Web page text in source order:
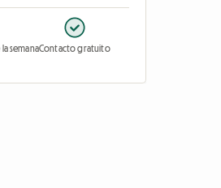
la semanaContacto gratuito